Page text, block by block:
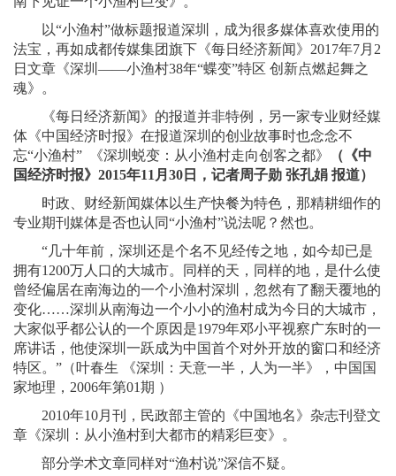
以“小渔村”做标题报道深圳，成为很多媒体喜欢使用的
法宝，再如成都传媒集团旗下《每日经济新闻》2017年7月2
日文章《深圳——小渔村38年“蝶变”特区 创新点燃起舞之
魂》。
《每日经济新闻》的报道并非特例，另一家专业财经媒
体《中国经济时报》在报道深圳的创业故事时也念念不
忘“小渔村” 《深圳蜕变：从小渔村走向创客之都》
（《中
国经济时报》2015年11月30日，记者周子勋 张孔娟 报道）
时政、财经新闻媒体以生产快餐为特色，那精耕细作的
专业期刊媒体是否也认同“小渔村”说法呢？然也。
“几十年前，深圳还是个名不见经传之地，如今却已是
拥有1200万人口的大城市。同样的天，同样的地，是什么使
曾经偏居在南海边的一个小渔村深圳，忽然有了翻天覆地的
变化……深圳从南海边一个小小的渔村成为今日的大城市，
大家似乎都公认的一个原因是1979年邓小平视察广东时的一
席讲话，他使深圳一跃成为中国首个对外开放的窗口和经济
特区。”（叶春生 《深圳：天意一半，人为一半》，中国国
家地理，2006年第01期 ）
2010年10月刊，民政部主管的《中国地名》杂志刊登文
章《深圳：从小渔村到大都市的精彩巨变》。
部分学术文章同样对“渔村说”深信不疑。